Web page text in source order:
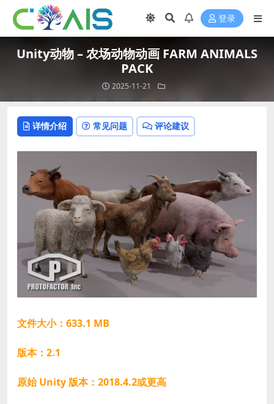
登录
Unity动物 – 农场动物动画 FARM ANIMALS
PACK
2025-11-21
详情介绍 常见问题 评论建议
文件大小：633.1 MB
版本：2.1
原始 Unity 版本：2018.4.2或更高